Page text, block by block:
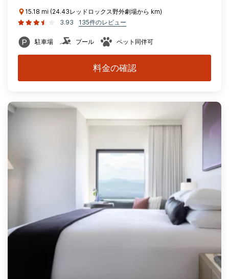
15.18 mi (24.43レッドロックス野外劇場から km)
3.93
135件のレビュー
駐車場 プール ペット同伴可
料金の確認